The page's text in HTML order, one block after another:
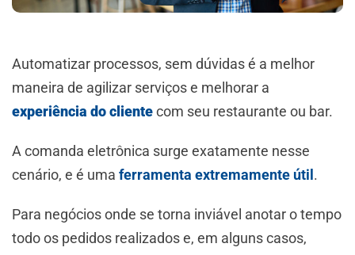
Automatizar processos, sem dúvidas é a melhor
maneira de agilizar serviços e melhorar a
experiência do clientecom seu restaurante ou bar.
A comanda eletrônica surge exatamente nesse
cenário, e é uma ferramenta extremamente útil.
Para negócios onde se torna inviável anotar o tempo
todo os pedidos realizados e, em alguns casos,